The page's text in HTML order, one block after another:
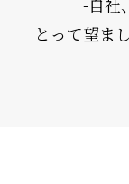
-自社、
とって望ま